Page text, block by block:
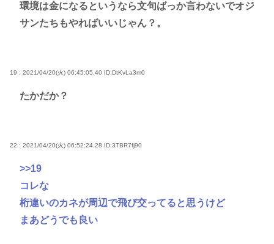
環境は金になるというなら文句ばっか言わないでオジ
サンたちもやればいいじゃん？。
19 : 2021/04/20(火) 06:45:05.40 ID:DtKvLa3m0
たかだか？
22 : 2021/04/20(火) 06:52:24.28 ID:3TBR7fj90
>>19
コレな
桁違いのカネが周辺で飛び交ってると思うけど
まあどうでも良い